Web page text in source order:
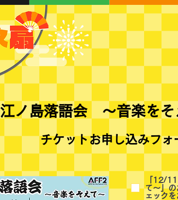
江ノ島落語会 ～音楽をそ
チケットお申し込みフォ
「12/
て～」の
ェックを